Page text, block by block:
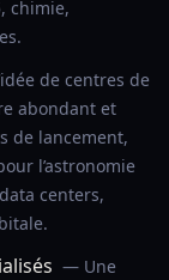
chimie,
de centres de
abondant et
de lancement,
l’astronomie
centers,
— Une